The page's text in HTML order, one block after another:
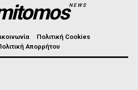
NEWS
Πολιτική Cookies
Απορρήτου